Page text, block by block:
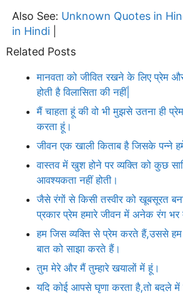
Also See: Unknown Quotes in
in Hindi
Related Posts
मानवता को जीवित रखने के लिए प्रेम
होती है विलासिता की नहीं|
मैं चाहता हूं की वो भी मुझसे उतना ही
करता हूं।
जीवन एक खाली किताब है जिसके पन्ने
वास्तव में खुश होने पर व्यक्ति को कुछ
आवश्यकता नहीं होती।
जैसे रंगों से किसी तस्वीर को खूबसूरत
प्रकार प्रेम हमारे जीवन में अनेक रंग भर
हम जिस व्यक्ति से प्रेम करते हैं,उससे
बात को साझा करते हैं।
तुम मेरे और मैं तुम्हारे खयालों में हूं।
यदि कोई आपसे घृणा करता है,तो बदले में